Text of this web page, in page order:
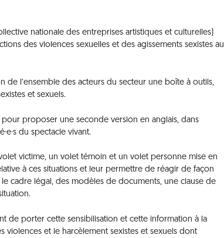
nationale des entreprises artistiques et culturelles)
des violences sexuelles et des agissements sexistes au
de l’ensemble des acteurs du secteur une boîte à outils,
et sexuels.
proposer une seconde version en anglais, dans
du spectacle vivant.
victime, un volet témoin et un volet personne mise en
à ces situations et leur permettre de réagir de façon
cadre légal, des modèles de documents, une clause de
de porter cette sensibilisation et cette information à la
et le harcèlement sexistes et sexuels dont